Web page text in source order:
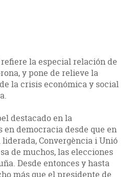
refiere la especial relación de
y pone de relieve la
la crisis económica y social
destacado en la
democracia desde que en
Convergència i Unió
de muchos, las elecciones
Desde entonces y hasta
más que el presidente de